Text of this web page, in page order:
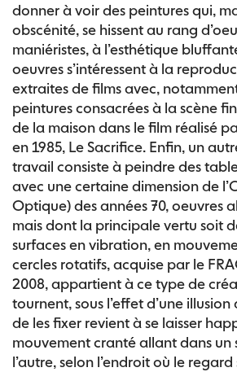
donner à voir des peintures qui,
obscénité, se hissent au rang
maniéristes, à l’esthétique
oeuvres s’intéressent à la
extraites de films avec,
peintures consacrées à la scène
de la maison dans le film réalisé
en 1985, Le Sacrifice. Enfin, un
travail consiste à peindre des
avec une certaine dimension de
Optique) des années 70, oeuvres
mais dont la principale vertu soit
surfaces en vibration, en
cercles rotatifs, acquise par le
2008, appartient à ce type de
tournent, sous l’effet d’une
de les fixer revient à se laisser
mouvement cranté allant dans un
l’autre, selon l’endroit où le